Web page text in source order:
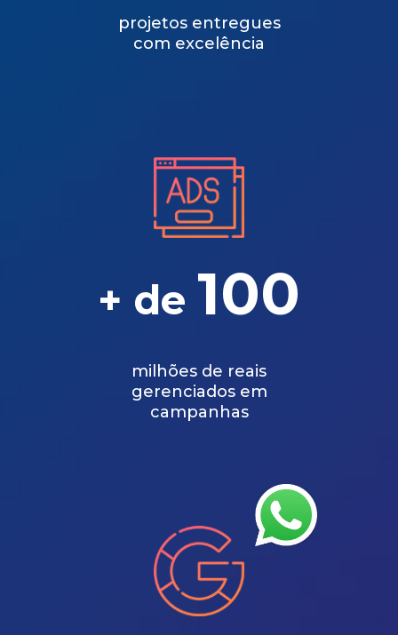
projetos entregues
com excelência
+ de 100
milhões de reais
gerenciados em
campanhas